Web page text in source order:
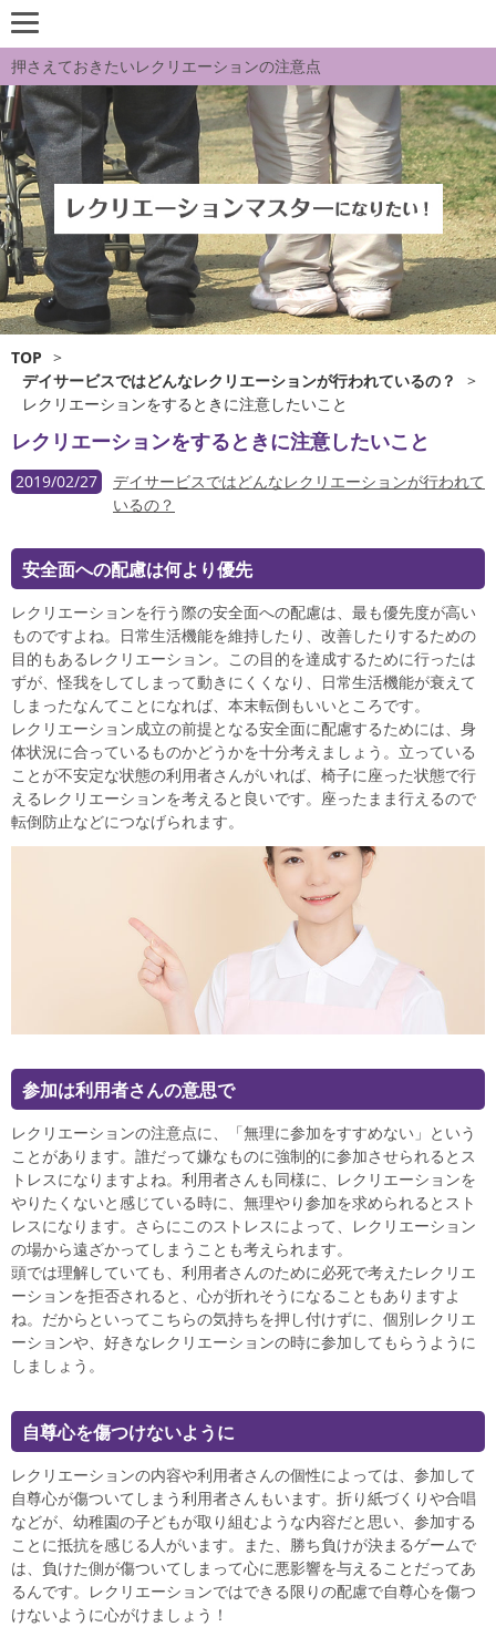
押さえておきたいレクリエーションの注意点
TOP >
デイサービスではどんなレクリエーションが行われているの？
>
レクリエーションをするときに注意したいこと
レクリエーションをするときに注意したいこと
2019/02/27
デイサービスではどんなレクリエーションが行われて
いるの？
安全面への配慮は何より優先
レクリエーションを行う際の安全面への配慮は、最も優先度が高い
ものですよね。日常生活機能を維持したり、改善したりするための
目的もあるレクリエーション。この目的を達成するために行ったは
ずが、怪我をしてしまって動きにくくなり、日常生活機能が衰えて
しまったなんてことになれば、本末転倒もいいところです。
レクリエーション成立の前提となる安全面に配慮するためには、身
体状況に合っているものかどうかを十分考えましょう。立っている
ことが不安定な状態の利用者さんがいれば、椅子に座った状態で行
えるレクリエーションを考えると良いです。座ったまま行えるので
転倒防止などにつなげられます。
参加は利用者さんの意思で
レクリエーションの注意点に、「無理に参加をすすめない」という
ことがあります。誰だって嫌なものに強制的に参加させられるとス
トレスになりますよね。利用者さんも同様に、レクリエーションを
やりたくないと感じている時に、無理やり参加を求められるとスト
レスになります。さらにこのストレスによって、レクリエーション
の場から遠ざかってしまうことも考えられます。
頭では理解していても、利用者さんのために必死で考えたレクリエ
ーションを拒否されると、心が折れそうになることもありますよ
ね。だからといってこちらの気持ちを押し付けずに、個別レクリエ
ーションや、好きなレクリエーションの時に参加してもらうように
しましょう。
自尊心を傷つけないように
レクリエーションの内容や利用者さんの個性によっては、参加して
自尊心が傷ついてしまう利用者さんもいます。折り紙づくりや合唱
などが、幼稚園の子どもが取り組むような内容だと思い、参加する
ことに抵抗を感じる人がいます。また、勝ち負けが決まるゲームで
は、負けた側が傷ついてしまって心に悪影響を与えることだってあ
るんです。レクリエーションではできる限りの配慮で自尊心を傷つ
けないように心がけましょう！